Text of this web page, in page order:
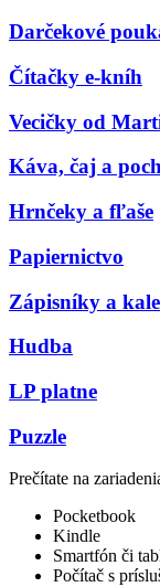
Darčekové
Čítačky e-kníh
Vecičky od
Káva, čaj a
Hrnčeky a fľaše
Papiernictvo
Zápisníky a
Hudba
LP platne
Puzzle
Prečítate na
Pocketbook
Kindle
Smartfón či
Počítač s